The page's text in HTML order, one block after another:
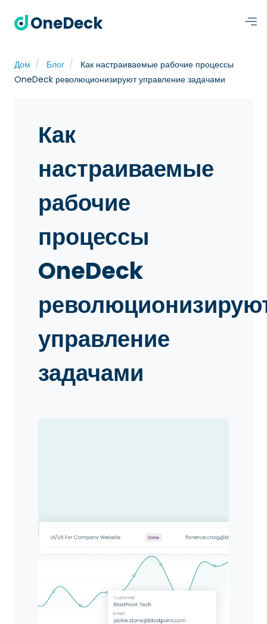
OneDeck
Дом Блог
Как настраиваемые рабочие процессы
OneDeck революционизируют управление задачами
Как
настраиваемые
рабочие
процессы
OneDeck
управление
задачами